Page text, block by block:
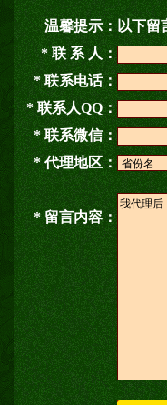
温馨提示：以下留
* 联 系 人：
* 联系电话：
* 联系人QQ：
* 联系微信：
* 代理地区：
* 留言内容：